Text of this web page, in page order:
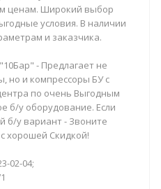
ценам. Широкий выбор
условия. В наличии
и заказчика.
- Предлагает не
но и компрессоры БУ с
по очень Выгодным
б/у оборудование. Если
б/у вариант - Звоните
хорошей Скидкой!
02-04;